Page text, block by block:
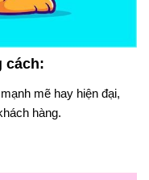
cách:
mẽ hay hiện đại,
hàng.